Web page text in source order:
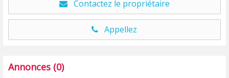
Contactez le propriétaire
Appellez
Annonces (0)